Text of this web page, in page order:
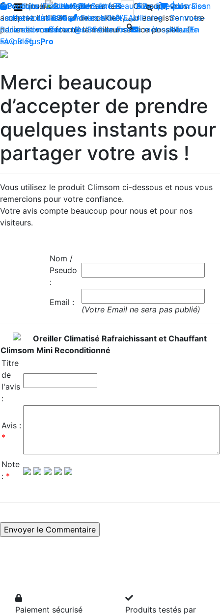
En continuant à naviguer sur le site Climsom, vous
acceptez l'utilisation de cookies pour enregistrer votre
panier et vous fournir le meilleur service possible. (En
savoir Plus)
Produits innovants de Santé et de Bien-être | Livraison
offerte dès 35€ en France métropolitaine
Livraison offerte dès 35€ en France métropolitaine
Contactez-nous : 02 85 52
44 74
-
contact@climsom.com
Qui
Sommes-
Nous?
Boutique Fraîcheur Bien-être Beauté Acupression Dos
Jambes lourdes Insomnies NOUVEAU
Reconditionnés
FAQ Blog Pro
Merci beaucoup
d’accepter de prendre
quelques instants pour
partager votre avis !
Vous utilisez le produit Climsom ci-dessous et nous vous
remercions pour votre confiance.
Votre avis compte beaucoup pour nous et pour nos
visiteurs.
Nom /
Pseudo
:
Email :
(Votre Email ne sera pas publié)
Oreiller Climatisé Rafraichissant et Chauffant
Climsom Mini Reconditionné
Titre
de
l'avis
:
Avis :
*
Note
: *
Paiement sécurisé
Produits testés par